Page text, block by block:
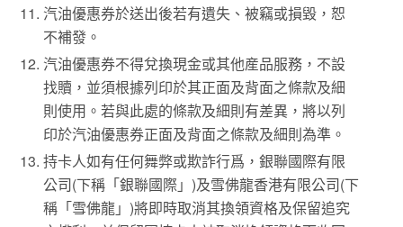
汽油優惠券於送出後若有遺失、被竊或損毀，恕
不補發。
汽油優惠券不得兌換現金或其他産品服務，不設
找贖，並須根據列印於其正面及背面之條款及細
則使用。若與此處的條款及細則有差異，將以列
印於汽油優惠券正面及背面之條款及細則為準。
持卡人如有任何舞弊或欺詐行爲，銀聯國際有限
公司(下稱「銀聯國際」)及雪佛龍香港有限公司(下
稱「雪佛龍」)將即時取消其換領資格及保留追究